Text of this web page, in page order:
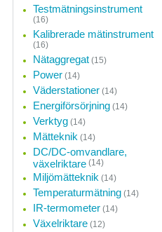
Testmätningsinstrument
(16)
Kalibrerade mätinstrument
(16)
Nätaggregat (15)
Power (14)
Väderstationer (14)
Energiförsörjning (14)
Verktyg (14)
Mätteknik (14)
DC/DC-omvandlare,
växelriktare (14)
Miljömätteknik (14)
Temperaturmätning (14)
IR-termometer (14)
Växelriktare (12)